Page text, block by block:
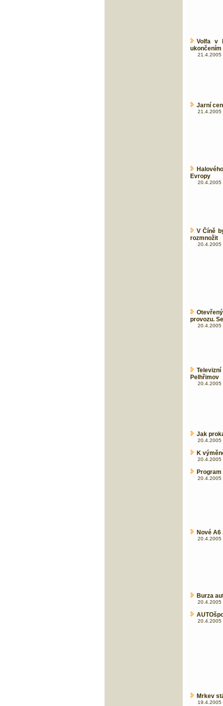
Volfa v
ukončením
21.4.2005
Jarní
21.4.2005
Evropy
20.4.2005
V Číně
rozmnožit
20.4.2005
provozu.
20.4.2005
Pelhřimov
20.4.2005
Jak
20.4.2005
K
20.4.2005
20.4.2005
Nové
20.4.2005
Burza
20.4.2005
20.4.2005
Mrkev
19.4.2005